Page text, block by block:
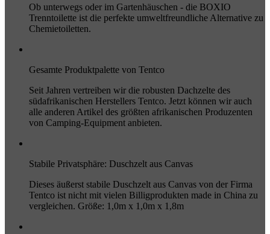
Ob unterwegs oder im Gartenhäuschen - die BOXIO
Trenntoilette ist die perfekte umweltfreundliche Alternative zu
Chemietoiletten.
Gesamte Produktpalette von Tentco
Seit Jahren vertreiben wir die robusten Dachzelte des
südafrikanischen Herstellers Tentco. Jetzt können wir auch
alle anderen Artikel des größten afrikanischen Produzenten
von Camping-Equipment anbieten.
Stabile Privatsphäre: Duschzelt aus Canvas
Dieses äußerst stabile Duschzelt aus Canvas von der Firma
Tentco ist nicht mit vielen Billigprodukten made in China zu
vergleichen. Größe: 1,0m x 1,0m x 1,8m